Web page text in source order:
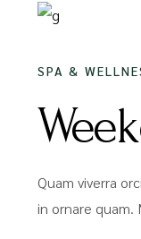
SPA &
Quam viverra
in ornare